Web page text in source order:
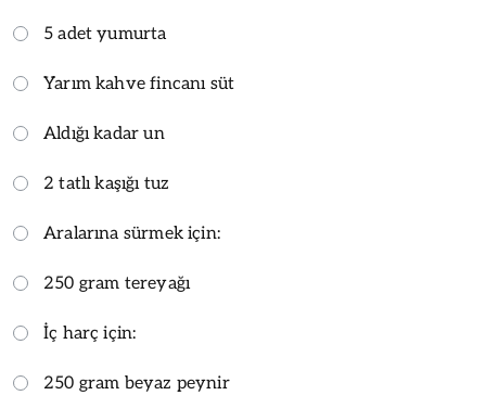
5 adet yumurta
Yarım kahve fincanı süt
Aldığı kadar un
2 tatlı kaşığı tuz
Aralarına sürmek için:
250 gram tereyağı
İç harç için:
250 gram beyaz peynir